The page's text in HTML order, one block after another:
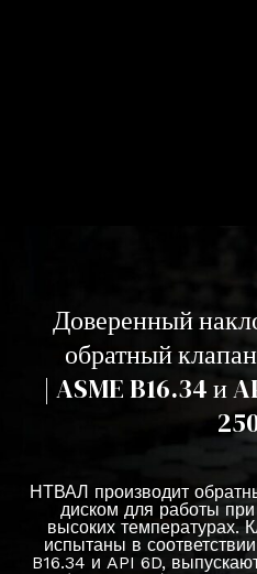
Доверенный
обратный
| ASME B16.34 и
НТВАЛ производит
диском для работы
высоких температурах.
испытаны в
B16.34 и API 6D,